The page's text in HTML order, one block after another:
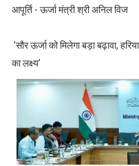
आपूर्ति - ऊर्जा मंत्री श्री अनिल विज
’सौर ऊर्जा को मिलेगा बड़ा बढ़ावा,
का लक्ष्य’